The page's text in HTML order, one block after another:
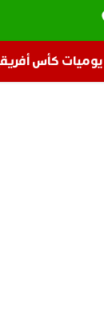
يوميات كأس أفريقيا